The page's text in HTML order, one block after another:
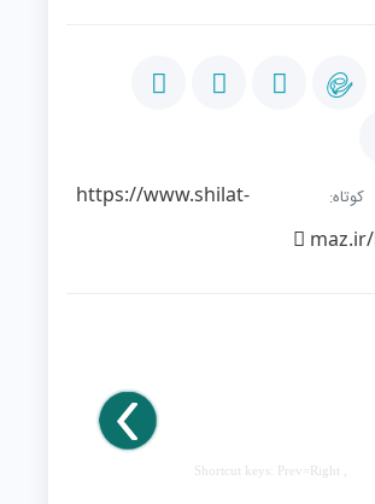
https://www.shilat-
Shortcut keys: Prev=Right ,